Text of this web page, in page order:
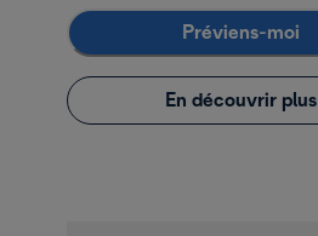
Préviens-moi
En découvrir plus